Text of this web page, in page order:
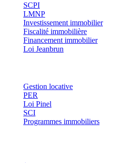
SCPI
LMNP
Investissement immobilier
Fiscalité immobilière
Financement immobilier
Loi Jeanbrun
Gestion locative
PER
Loi Pinel
SCI
Programmes immobiliers